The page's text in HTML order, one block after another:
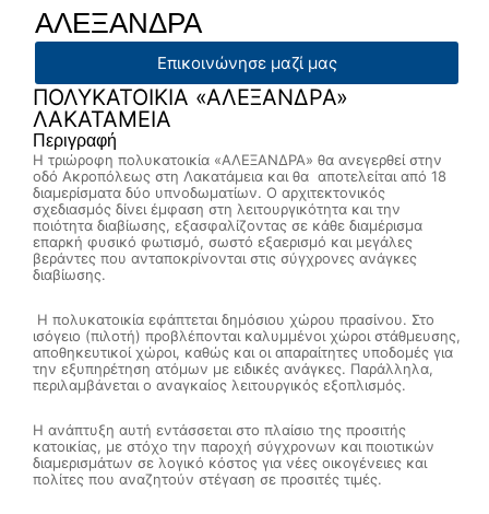
ΑΛΕΞΑΝΔΡΑ
Επικοινώνησε μαζί μας
ΠΟΛΥΚΑΤΟΙΚΙΑ «ΑΛΕΞΑΝΔΡΑ»
ΛΑΚΑΤΑΜΕΙΑ
Περιγραφή
Η τριώροφη πολυκατοικία «ΑΛΕΞΑΝΔΡΑ» θα ανεγερθεί στην
οδό Ακροπόλεως στη Λακατάμεια και θα αποτελείται από 18
διαμερίσματα δύο υπνοδωματίων. Ο αρχιτεκτονικός
σχεδιασμός δίνει έμφαση στη λειτουργικότητα και την
ποιότητα διαβίωσης, εξασφαλίζοντας σε κάθε διαμέρισμα
επαρκή φυσικό φωτισμό, σωστό εξαερισμό και μεγάλες
βεράντες που ανταποκρίνονται στις σύγχρονες ανάγκες
διαβίωσης.
Η πολυκατοικία εφάπτεται δημόσιου χώρου πρασίνου. Στο
ισόγειο (πιλοτή) προβλέπονται καλυμμένοι χώροι στάθμευσης,
αποθηκευτικοί χώροι, καθώς και οι απαραίτητες υποδομές για
την εξυπηρέτηση ατόμων με ειδικές ανάγκες. Παράλληλα,
περιλαμβάνεται ο αναγκαίος λειτουργικός εξοπλισμός.
Η ανάπτυξη αυτή εντάσσεται στο πλαίσιο της προσιτής
κατοικίας, με στόχο την παροχή σύγχρονων και ποιοτικών
διαμερισμάτων σε λογικό κόστος για νέες οικογένειες και
πολίτες που αναζητούν στέγαση σε προσιτές τιμές.